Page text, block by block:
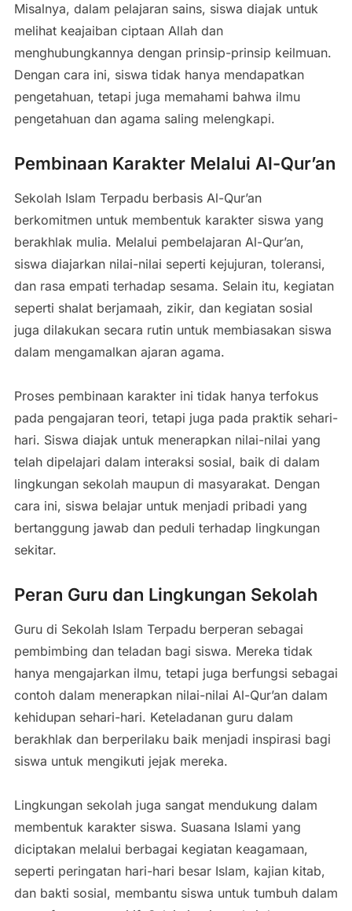
Misalnya, dalam pelajaran sains, siswa diajak untuk
melihat keajaiban ciptaan Allah dan
menghubungkannya dengan prinsip-prinsip keilmuan.
Dengan cara ini, siswa tidak hanya mendapatkan
pengetahuan, tetapi juga memahami bahwa ilmu
pengetahuan dan agama saling melengkapi.
Pembinaan Karakter Melalui Al-Qur’an
Sekolah Islam Terpadu berbasis Al-Qur’an
berkomitmen untuk membentuk karakter siswa yang
berakhlak mulia. Melalui pembelajaran Al-Qur’an,
siswa diajarkan nilai-nilai seperti kejujuran, toleransi,
dan rasa empati terhadap sesama. Selain itu, kegiatan
seperti shalat berjamaah, zikir, dan kegiatan sosial
juga dilakukan secara rutin untuk membiasakan siswa
dalam mengamalkan ajaran agama.
Proses pembinaan karakter ini tidak hanya terfokus
pada pengajaran teori, tetapi juga pada praktik sehari-
hari. Siswa diajak untuk menerapkan nilai-nilai yang
telah dipelajari dalam interaksi sosial, baik di dalam
lingkungan sekolah maupun di masyarakat. Dengan
cara ini, siswa belajar untuk menjadi pribadi yang
bertanggung jawab dan peduli terhadap lingkungan
sekitar.
Peran Guru dan Lingkungan Sekolah
Guru di Sekolah Islam Terpadu berperan sebagai
pembimbing dan teladan bagi siswa. Mereka tidak
hanya mengajarkan ilmu, tetapi juga berfungsi sebagai
contoh dalam menerapkan nilai-nilai Al-Qur’an dalam
kehidupan sehari-hari. Keteladanan guru dalam
berakhlak dan berperilaku baik menjadi inspirasi bagi
siswa untuk mengikuti jejak mereka.
Lingkungan sekolah juga sangat mendukung dalam
membentuk karakter siswa. Suasana Islami yang
diciptakan melalui berbagai kegiatan keagamaan,
seperti peringatan hari-hari besar Islam, kajian kitab,
dan bakti sosial, membantu siswa untuk tumbuh dalam